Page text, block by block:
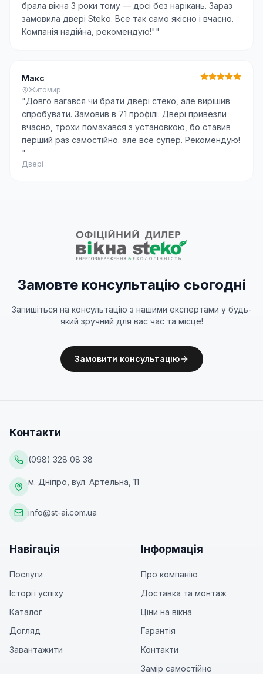
брала вікна 3 роки тому — досі без нарікань. Зараз
замовила двері Steko. Все так само якісно і вчасно.
Компанія надійна, рекомендую!""
Макс
Житомир
"Довго вагався чи брати двері стеко, але вирішив
спробувати. Замовив в 71 профілі. Двері привезли
вчасно, трохи помахався з установкою, бо ставив
перший раз самостійно. але все супер. Рекомендую!
"
Двері
Замовте консультацію сьогодні
Запишіться на консультацію з нашими експертами у будь-
який зручний для вас час та місце!
Замовити консультацію
Контакти
(098) 328 08 38
м. Дніпро, вул. Артельна, 11
info@st-ai.com.ua
Навігація
Послуги
Історії успіху
Каталог
Догляд
Завантажити
Інформація
Про компанію
Доставка та монтаж
Ціни на вікна
Гарантія
Контакти
Замір самостійно